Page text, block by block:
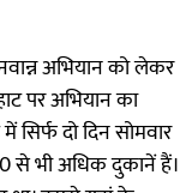
अभियान को लेकर
पर अभियान का
सिर्फ दो दिन सोमवार
से भी अधिक दुकानें हैं।